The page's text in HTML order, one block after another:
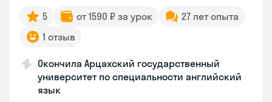
5 от 1590 ₽ за урок
27 лет опыта
1 отзыв
Окончила Арцахский государственный
университет по специальности английский
язык